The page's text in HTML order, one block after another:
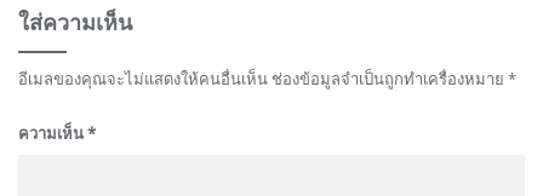
ใส่ความเห็น
อีเมลของคุณจะไม่แสดงให้คนอื่นเห็น ช่องข้อมูลจำเป็นถูกทำเครื่องหมาย *
ความเห็น*